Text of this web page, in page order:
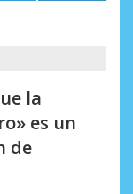
la
es un
de